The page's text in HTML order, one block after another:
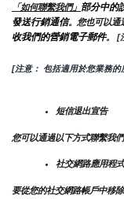
「如何聯繫我們」 部分中的
發送行銷通信。您也可以通
收我們的營銷電子郵件。 [
[注意： 包括適用於您業務的
短信退出宣告
您可以通過以下方式聯繫我
社交網路應用程
要從您的社交網路帳戶中移